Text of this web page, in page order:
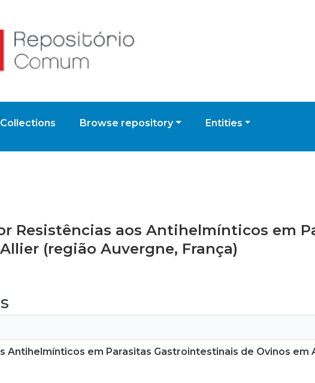
Browse repository Entities
Resistências aos Antihelmínticos em
(região Auvergne, França)
Antihelmínticos em Parasitas Gastrointestinais de Ovinos em